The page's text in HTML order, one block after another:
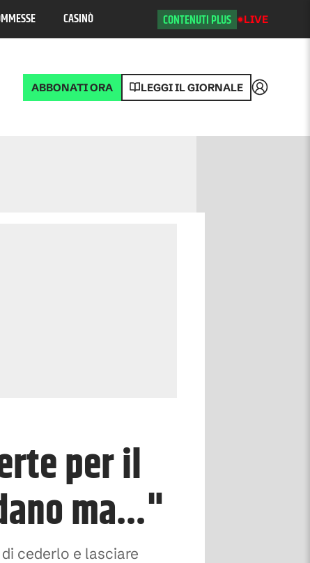
CASINÒ CONTENUTI PLUS LIVE
ABBONATI ORA LEGGI IL GIORNALE Accedi
per il
ma..."
cederlo e lasciare